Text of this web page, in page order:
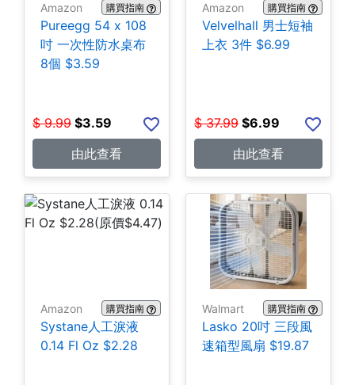
Amazon 購買指南
Pureegg 54 x 108
吋 一次性防水桌布
8個 $3.59
$ 9.99 $3.59
由此查看
Amazon 購買指南
Velvelhall 男士短袖
上衣 3件 $6.99
$ 37.99 $6.99
由此查看
Amazon 購買指南
Systane人工淚液
0.14 Fl Oz $2.28
Walmart 購買指南
Lasko 20吋 三段風
速箱型風扇 $19.87